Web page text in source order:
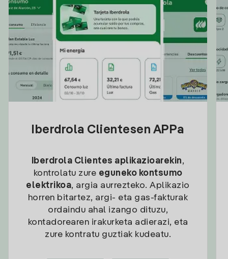
Iberdrola Clientesen APPa
Iberdrola Clientes aplikazioarekin,
kontrolatu zure eguneko kontsumo
elektrikoa, argia aurrezteko. Aplikazio
horren bitartez, argi- eta gas-fakturak
ordaindu ahal izango dituzu,
kontadorearen irakurketa adierazi, eta
zure kontratu guztiak kudeatu.